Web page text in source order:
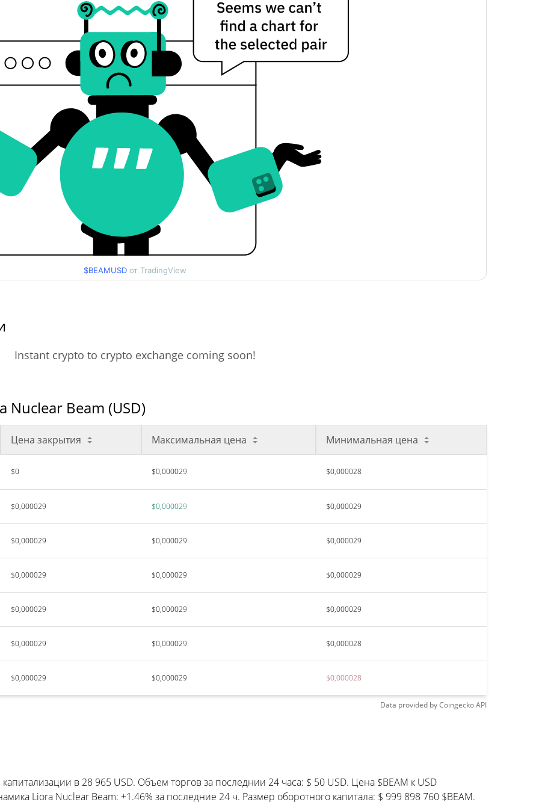
$BEAMUSD от TradingView
Instant crypto to crypto exchange coming soon!
Beam (USD)
Цена закрытия Максимальная цена Минимальная цена
$0 $0,000029 $0,000028
$0,000029 $0,000029 $0,000029
$0,000029 $0,000029 $0,000029
$0,000029 $0,000029 $0,000029
$0,000029 $0,000029 $0,000029
$0,000029 $0,000029 $0,000028
$0,000029 $0,000029 $0,000028
Data provided byCoingeckoAPI
в 28 965 USD. Объем торгов за последнии 24 часа: $ 50 USD. Цена $BEAM к USD
Liora Nuclear Beam: +1.46% за последние 24 ч. Размер оборотного капитала: $ 999 898 760 $BEAM.